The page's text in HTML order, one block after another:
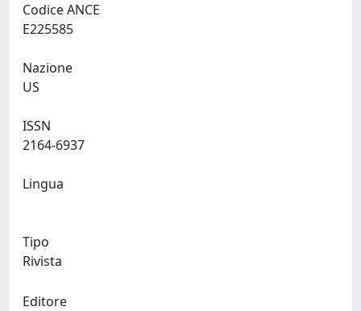
Codice ANCE
Nazione
ISSN
Lingua
Tipo
Rivista
Editore